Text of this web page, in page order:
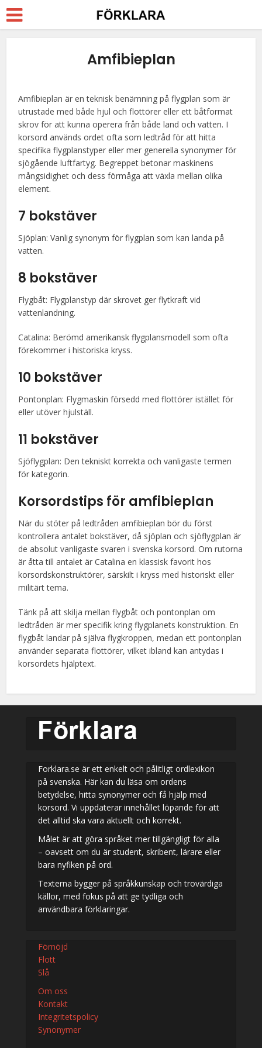
Amfibieplan
Amfibieplan är en teknisk benämning på flygplan som är
utrustade med både hjul och flottörer eller ett båtformat
skrov för att kunna operera från både land och vatten. I
korsord används ordet ofta som ledtråd för att hitta
specifika flygplanstyper eller mer generella synonymer för
sjögående luftfartyg. Begreppet betonar maskinens
mångsidighet och dess förmåga att växla mellan olika
element.
7 bokstäver
Sjöplan: Vanlig synonym för flygplan som kan landa på
vatten.
8 bokstäver
Flygbåt: Flygplanstyp där skrovet ger flytkraft vid
vattenlandning.
Catalina: Berömd amerikansk flygplansmodell som ofta
förekommer i historiska kryss.
10 bokstäver
Pontonplan: Flygmaskin försedd med flottörer istället för
eller utöver hjulställ.
11 bokstäver
Sjöflygplan: Den tekniskt korrekta och vanligaste termen
för kategorin.
Korsordstips för amfibieplan
När du stöter på ledtråden amfibieplan bör du först
kontrollera antalet bokstäver, då sjöplan och sjöflygplan är
de absolut vanligaste svaren i svenska korsord. Om rutorna
är åtta till antalet är Catalina en klassisk favorit hos
korsordskonstruktörer, särskilt i kryss med historiskt eller
militärt tema.
Tänk på att skilja mellan flygbåt och pontonplan om
ledtråden är mer specifik kring flygplanets konstruktion. En
flygbåt landar på själva flygkroppen, medan ett pontonplan
använder separata flottörer, vilket ibland kan antydas i
korsordets hjälptext.
Forklara.se är ett enkelt och pålitligt ordlexikon
på svenska. Här kan du läsa om ordens
betydelse, hitta synonymer och få hjälp med
korsord. Vi uppdaterar innehållet löpande för att
det alltid ska vara aktuellt och korrekt.
Målet är att göra språket mer tillgängligt för alla
– oavsett om du är student, skribent, lärare eller
bara nyfiken på ord.
Texterna bygger på språkkunskap och trovärdiga
källor, med fokus på att ge tydliga och
användbara förklaringar.
Förnöjd
Flott
Slå
Om oss
Kontakt
Integritetspolicy
Synonymer